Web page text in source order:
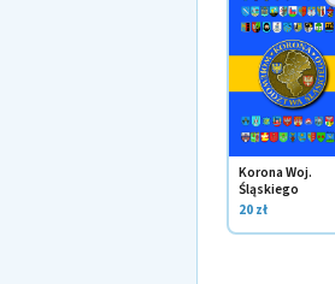
Korona Woj.
Śląskiego
20 zł